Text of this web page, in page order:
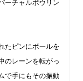
ーチャルボウリン
たピンにボールを
のレーンを転がっ
で手にもその振動